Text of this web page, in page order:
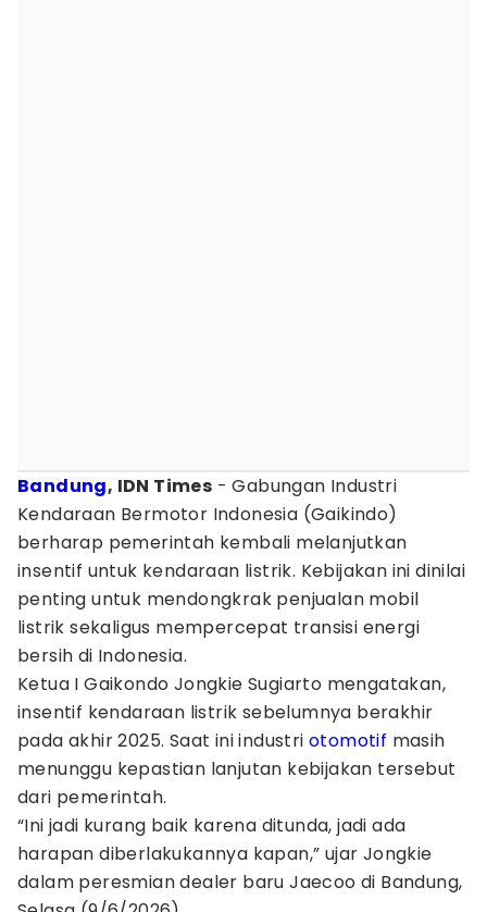
Bandung, IDN Times - Gabungan Industri
Kendaraan Bermotor Indonesia (Gaikindo)
berharap pemerintah kembali melanjutkan
insentif untuk kendaraan listrik. Kebijakan ini dinilai
penting untuk mendongkrak penjualan mobil
listrik sekaligus mempercepat transisi energi
bersih di Indonesia.
Ketua I Gaikondo Jongkie Sugiarto mengatakan,
insentif kendaraan listrik sebelumnya berakhir
pada akhir 2025. Saat ini industri otomotif masih
menunggu kepastian lanjutan kebijakan tersebut
dari pemerintah.
“Ini jadi kurang baik karena ditunda, jadi ada
harapan diberlakukannya kapan,” ujar Jongkie
dalam peresmian dealer baru Jaecoo di Bandung,